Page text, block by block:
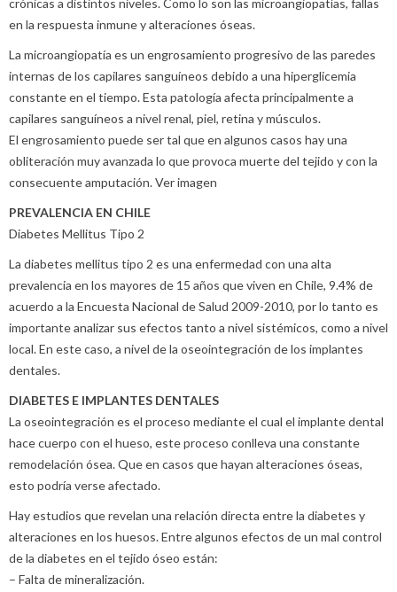
en la respuesta inmune y alteraciones óseas.
La microangiopatía es un engrosamiento progresivo de las paredes
internas de los capilares sanguíneos debido a una hiperglicemia
constante en el tiempo. Esta patología afecta principalmente a
capilares sanguíneos a nivel renal, piel, retina y músculos.
El engrosamiento puede ser tal que en algunos casos hay una
obliteración muy avanzada lo que provoca muerte del tejido y con la
consecuente amputación. Ver imagen
PREVALENCIA EN CHILE
Diabetes Mellitus Tipo 2
La diabetes mellitus tipo 2 es una enfermedad con una alta
prevalencia en los mayores de 15 años que viven en Chile, 9.4% de
acuerdo a la Encuesta Nacional de Salud 2009-2010, por lo tanto es
importante analizar sus efectos tanto a nivel sistémicos, como a nivel
local. En este caso, a nivel de la oseointegración de los implantes
dentales.
DIABETES E IMPLANTES DENTALES
La oseointegración es el proceso mediante el cual el implante dental
hace cuerpo con el hueso, este proceso conlleva una constante
remodelación ósea. Que en casos que hayan alteraciones óseas,
esto podría verse afectado.
Hay estudios que revelan una relación directa entre la diabetes y
alteraciones en los huesos. Entre algunos efectos de un mal control
de la diabetes en el tejido óseo están:
– Falta de mineralización.